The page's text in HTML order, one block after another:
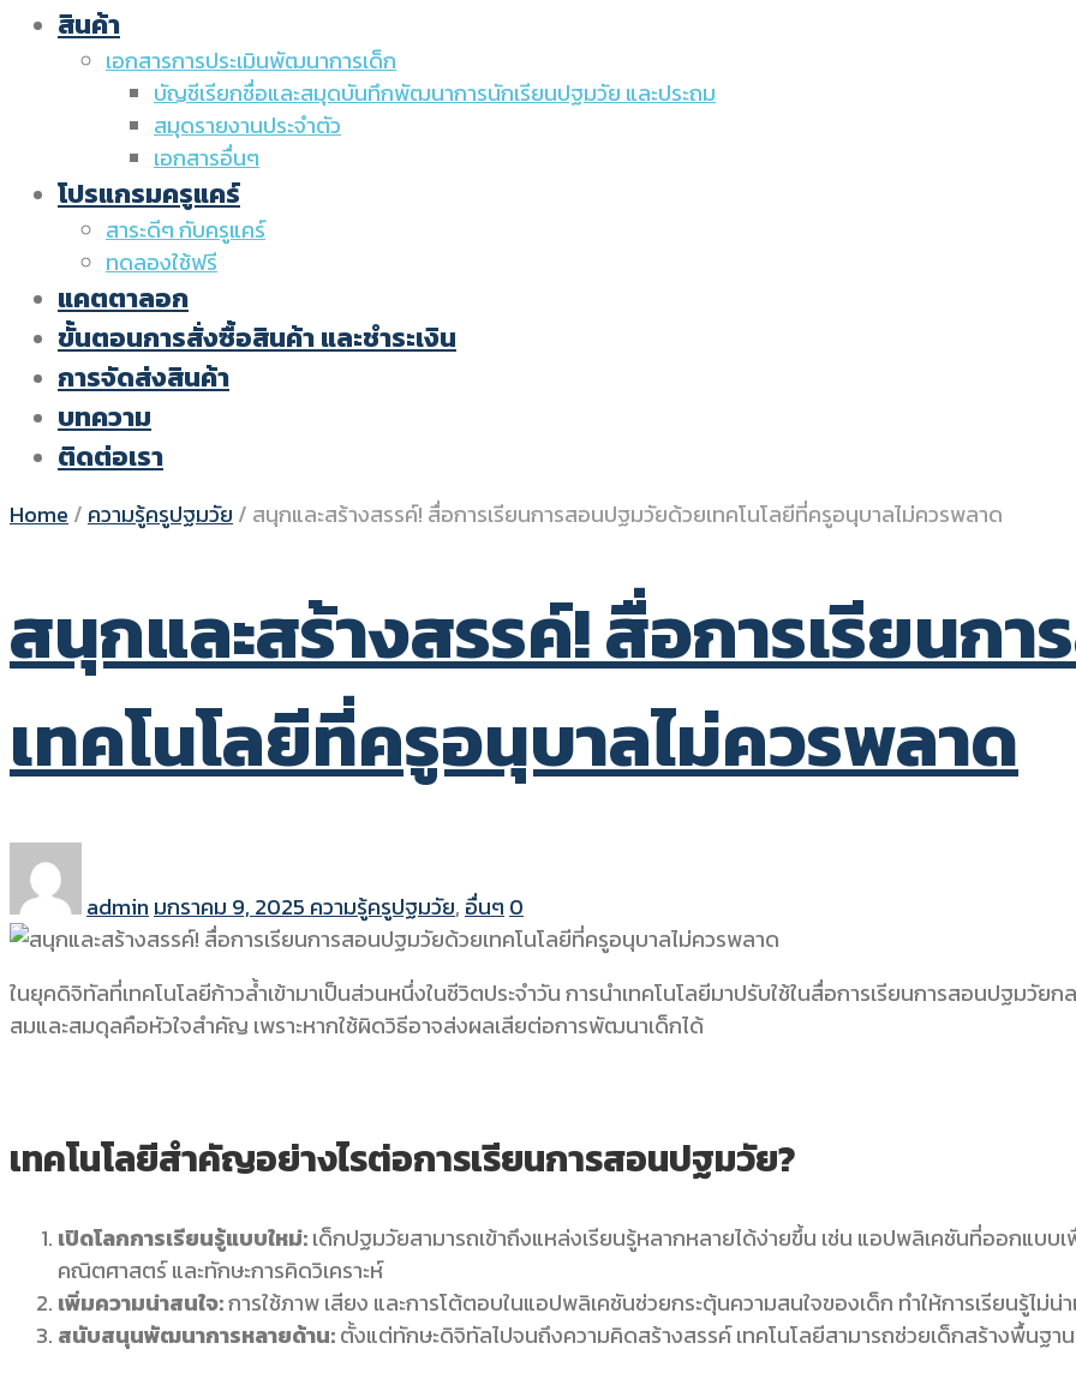
สินค้า
เอกสารการประเมินพัฒนาการเด็ก
บัญชีเรียกชื่อและสมุดบันทึกพัฒนาการนักเรียนปฐมวัย และประถม
สมุดรายงานประจำตัว
เอกสารอื่นๆ
โปรแกรมครูแคร์
สาระดีๆ กับครูแคร์
ทดลองใช้ฟรี
แคตตาลอก
ขั้นตอนการสั่งซื้อสินค้า และชำระเงิน
การจัดส่งสินค้า
บทความ
ติดต่อเรา
Home / ความรู้ครูปฐมวัย / สนุกและสร้างสรรค์! สื่อการเรียนการสอนปฐมวัยด้วยเทคโนโลยีที่ครูอนุบาลไม่ควรพลาด
สนุกและสร้างสรรค์! สื่อการเรียนก
เทคโนโลยีที่ครูอนุบาลไม่ควรพลาด
admin มกราคม 9, 2025 ความรู้ครูปฐมวัย, อื่นๆ 0
ในยุคดิจิทัลที่เทคโนโลยีก้าวล้ำเข้ามาเป็นส่วนหนึ่งในชีวิตประจำวัน การนำเทคโนโลยีมาปรับใช้ในสื่อการเรียนการสอนปฐมวัย
สมและสมดุลคือหัวใจสำคัญ เพราะหากใช้ผิดวิธีอาจส่งผลเสียต่อการพัฒนาเด็กได้
เทคโนโลยีสำคัญอย่างไรต่อการเรียนการสอนปฐมวัย?
เปิดโลกการเรียนรู้แบบใหม่:เด็กปฐมวัยสามารถเข้าถึงแหล่งเรียนรู้หลากหลายได้ง่ายขึ้น เช่น แอปพลิเคชันที่ออกแบบ
คณิตศาสตร์ และทักษะการคิดวิเคราะห์
เพิ่มความน่าสนใจ:การใช้ภาพ เสียง และการโต้ตอบในแอปพลิเคชันช่วยกระตุ้นความสนใจของเด็ก ทำให้การเรียนรู้ไม่น่
สนับสนุนพัฒนาการหลายด้าน:ตั้งแต่ทักษะดิจิทัลไปจนถึงความคิดสร้างสรรค์ เทคโนโลยีสามารถช่วยเด็กสร้างพื้นฐ